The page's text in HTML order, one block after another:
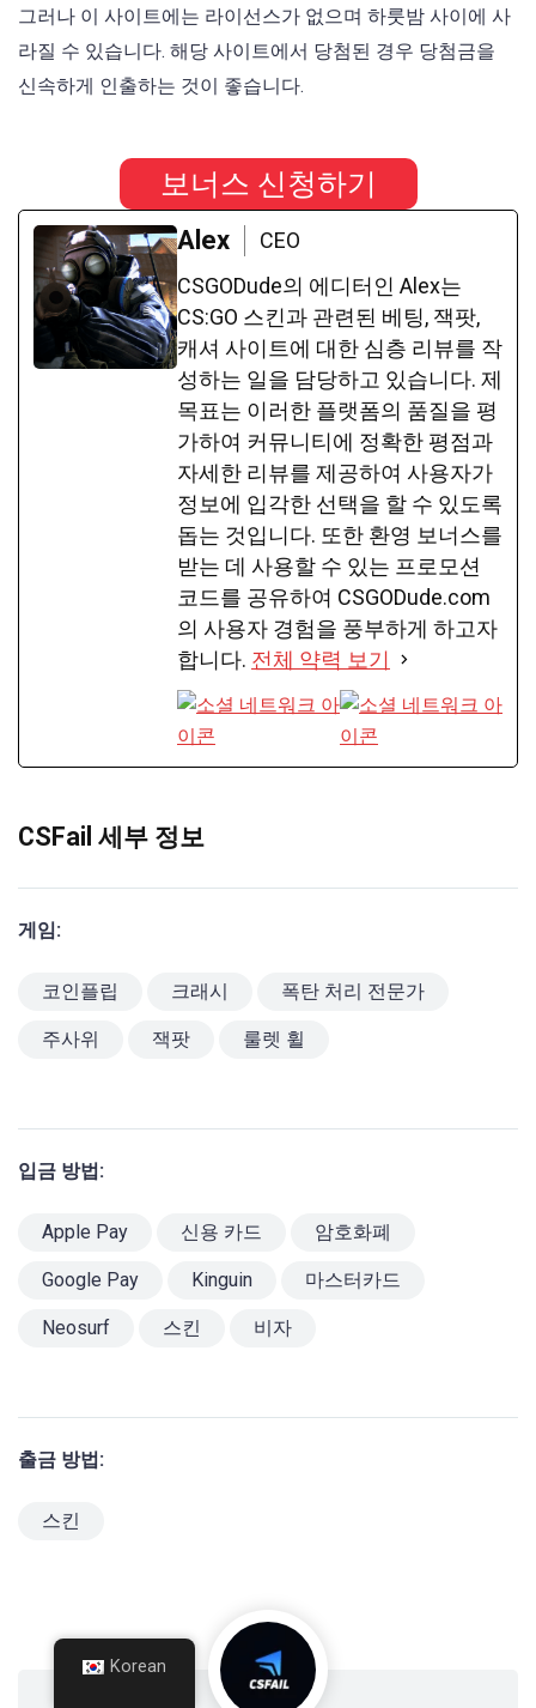
그러나 이 사이트에는 라이선스가 없으며 하룻밤 사이에 사
라질 수 있습니다. 해당 사이트에서 당첨된 경우 당첨금을
신속하게 인출하는 것이 좋습니다.
보너스 신청하기
Alex
CEO
CSGODude의 에디터인 Alex는
CS:GO 스킨과 관련된 베팅, 잭팟,
캐셔 사이트에 대한 심층 리뷰를 작
성하는 일을 담당하고 있습니다. 제
목표는 이러한 플랫폼의 품질을 평
가하여 커뮤니티에 정확한 평점과
자세한 리뷰를 제공하여 사용자가
정보에 입각한 선택을 할 수 있도록
돕는 것입니다. 또한 환영 보너스를
받는 데 사용할 수 있는 프로모션
코드를 공유하여 CSGODude.com
의 사용자 경험을 풍부하게 하고자
합니다. 전체 약력 보기
CSFail 세부 정보
게임:
코인플립 크래시 폭탄 처리 전문가
주사위 잭팟 룰렛 휠
입금 방법:
Apple Pay 신용 카드 암호화폐
Google Pay Kinguin 마스터카드
Neosurf 스킨 비자
출금 방법:
스킨
Korean